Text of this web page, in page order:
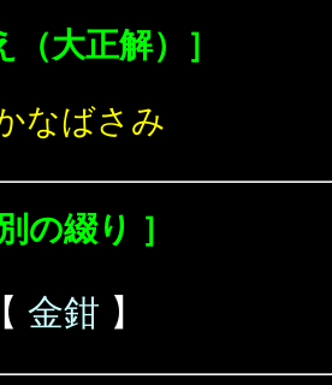
（大正解）］
なばさみ
別の綴り ］
【 金鉗 】